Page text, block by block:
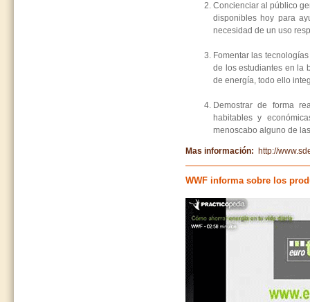
Concienciar al público
disponibles hoy para
necesidad de un uso
Fomentar las
de los estudiantes en la
de energía, todo ello
Demostrar de forma
habitables y
menoscabo alguno de
Mas información: http://
WWF informa sobre los